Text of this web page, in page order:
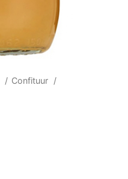
Confituur